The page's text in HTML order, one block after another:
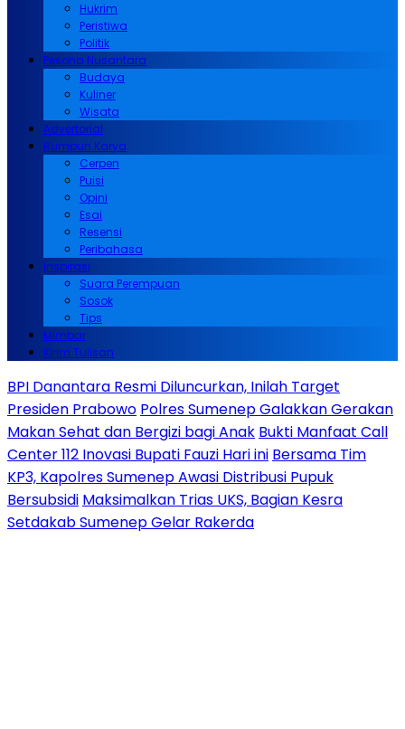
Hukrim
Peristiwa
Politik
Pesona Nusantara
Budaya
Kuliner
Wisata
Advertorial
Rumpun Karya
Cerpen
Puisi
Opini
Esai
Resensi
Peribahasa
Inspirasi
Suara Perempuan
Sosok
Tips
Mimbar
Kirim Tulisan
BPI Danantara Resmi Diluncurkan, Inilah Target
Presiden Prabowo Polres Sumenep Galakkan Gerakan
Makan Sehat dan Bergizi bagi Anak Bukti Manfaat Call
Center 112 Inovasi Bupati Fauzi Hari ini Bersama Tim
KP3, Kapolres Sumenep Awasi Distribusi Pupuk
Bersubsidi Maksimalkan Trias UKS, Bagian Kesra
Setdakab Sumenep Gelar Rakerda